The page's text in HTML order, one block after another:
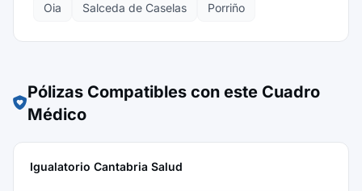
Oia
Salceda de Caselas Porriño
Pólizas Compatibles con este Cuadro
Médico
Igualatorio Cantabria Salud